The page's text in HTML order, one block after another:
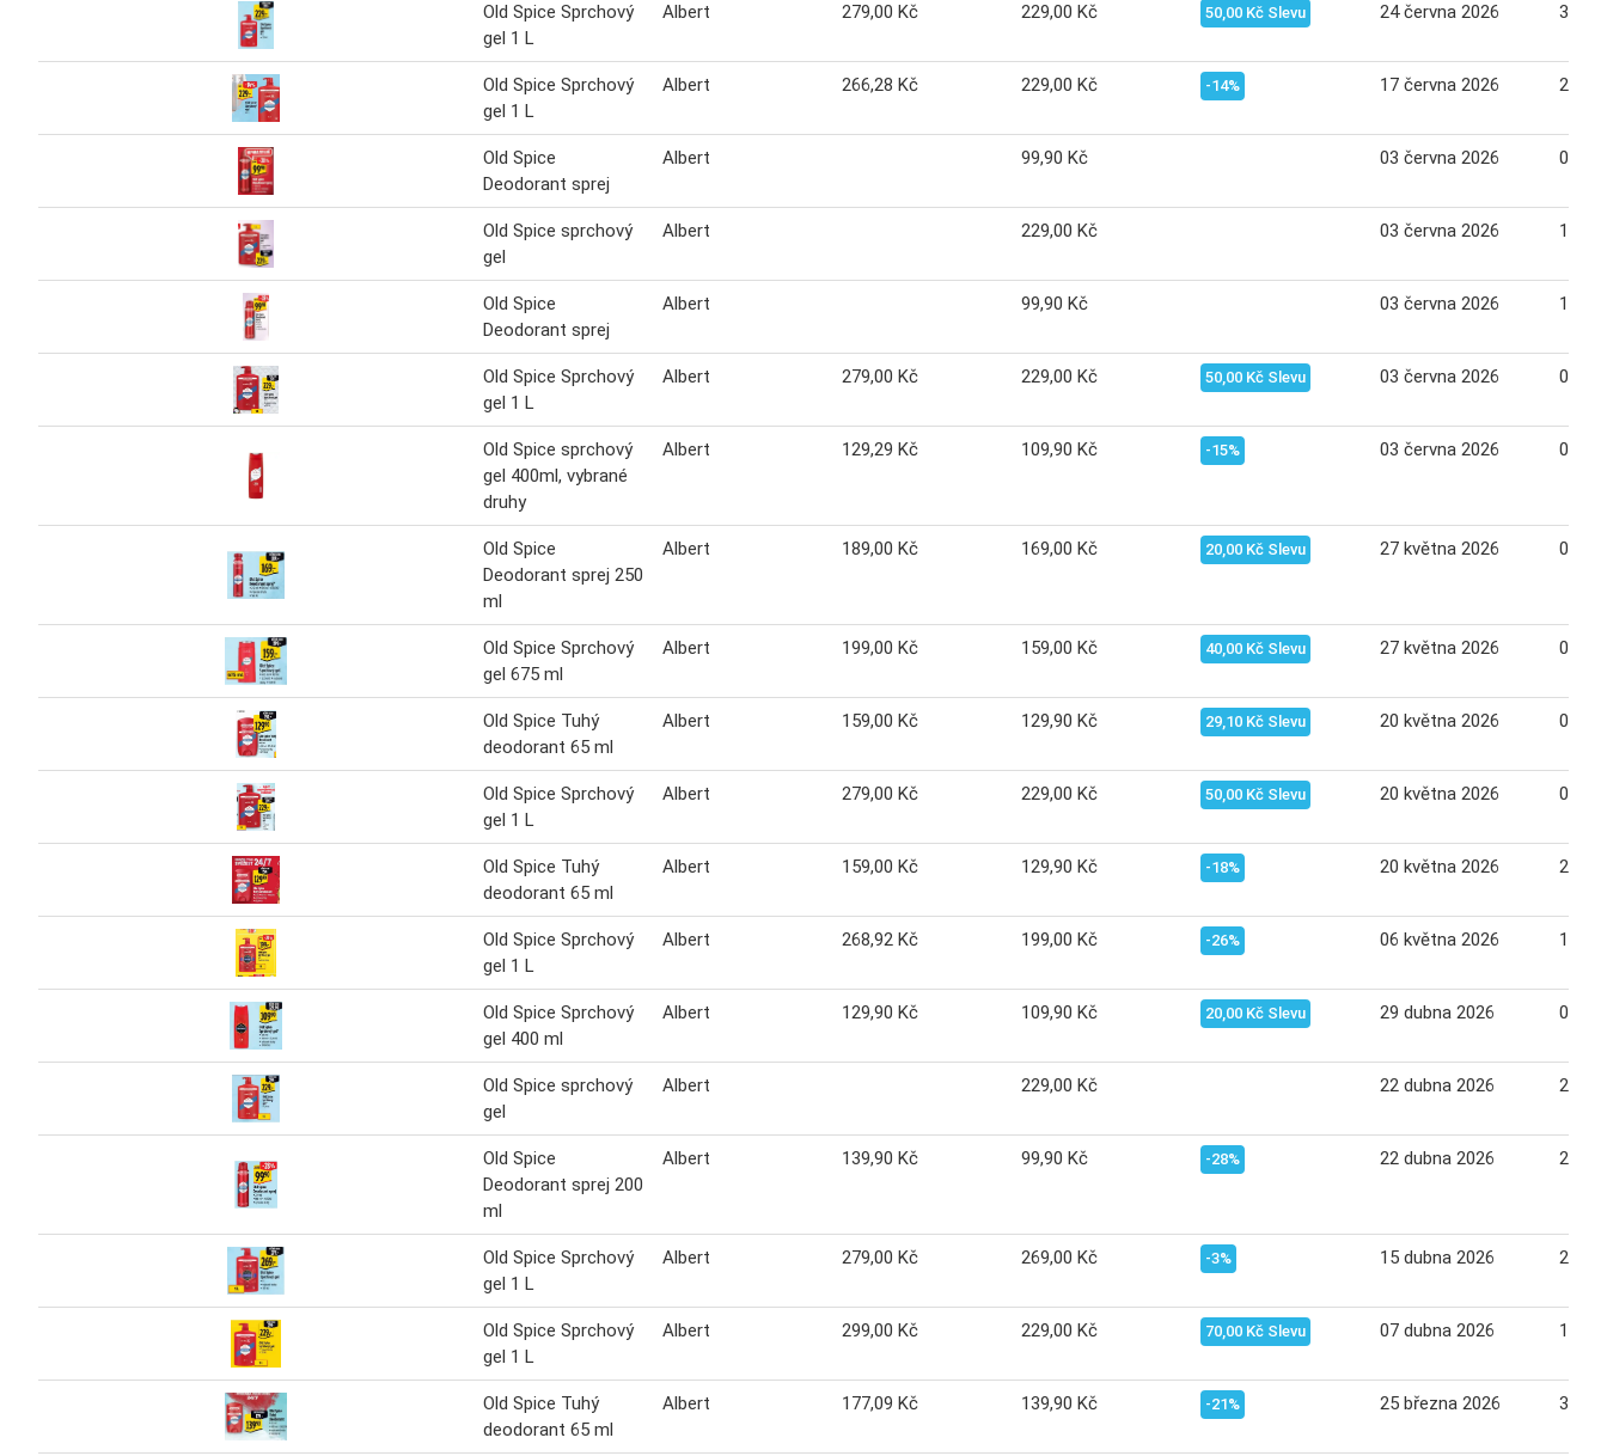
Old Spice Sprchový
gel 1 L
Albert 279,00 Kč 229,00 Kč 50,00 Kč Slevu 24 června 2026 30
Old Spice Sprchový
gel 1 L
Albert 266,28 Kč 229,00 Kč -14% 17 června 2026 23
Old Spice
Deodorant sprej
Albert 99,90 Kč 03 června 2026 09
Old Spice sprchový
gel
Albert 229,00 Kč 03 června 2026 16
Old Spice
Deodorant sprej
Albert 99,90 Kč 03 června 2026 16
Old Spice Sprchový
gel 1 L
Albert 279,00 Kč 229,00 Kč 50,00 Kč Slevu 03 června 2026 09
Old Spice sprchový
gel 400ml, vybrané
druhy
Albert 129,29 Kč 109,90 Kč -15% 03 června 2026 09
Old Spice
Deodorant sprej 250
ml
Albert 189,00 Kč 169,00 Kč 20,00 Kč Slevu 27 května 2026 02
Old Spice Sprchový
gel 675 ml
Albert 199,00 Kč 159,00 Kč 40,00 Kč Slevu 27 května 2026 02
Old Spice Tuhý
deodorant 65 ml
Albert 159,00 Kč 129,90 Kč 29,10 Kč Slevu 20 května 2026 02
Old Spice Sprchový
gel 1 L
Albert 279,00 Kč 229,00 Kč 50,00 Kč Slevu 20 května 2026 02
Old Spice Tuhý
deodorant 65 ml
Albert 159,00 Kč 129,90 Kč -18% 20 května 2026 26
Old Spice Sprchový
gel 1 L
Albert 268,92 Kč 199,00 Kč -26% 06 května 2026 12
Old Spice Sprchový
gel 400 ml
Albert 129,90 Kč 109,90 Kč 20,00 Kč Slevu 29 dubna 2026 05
Old Spice sprchový
gel
Albert 229,00 Kč 22 dubna 2026 28
Old Spice
Deodorant sprej 200
ml
Albert 139,90 Kč 99,90 Kč -28% 22 dubna 2026 28
Old Spice Sprchový
gel 1 L
Albert 279,00 Kč 269,00 Kč -3% 15 dubna 2026 21
Old Spice Sprchový
gel 1 L
Albert 299,00 Kč 229,00 Kč 70,00 Kč Slevu 07 dubna 2026 14
Old Spice Tuhý
deodorant 65 ml
Albert 177,09 Kč 139,90 Kč -21% 25 března 2026 31